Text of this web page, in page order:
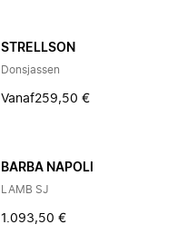
STRELLSON
Donsjassen
Vanaf259,50 €
BARBA NAPOLI
LAMB SJ
1.093,50 €